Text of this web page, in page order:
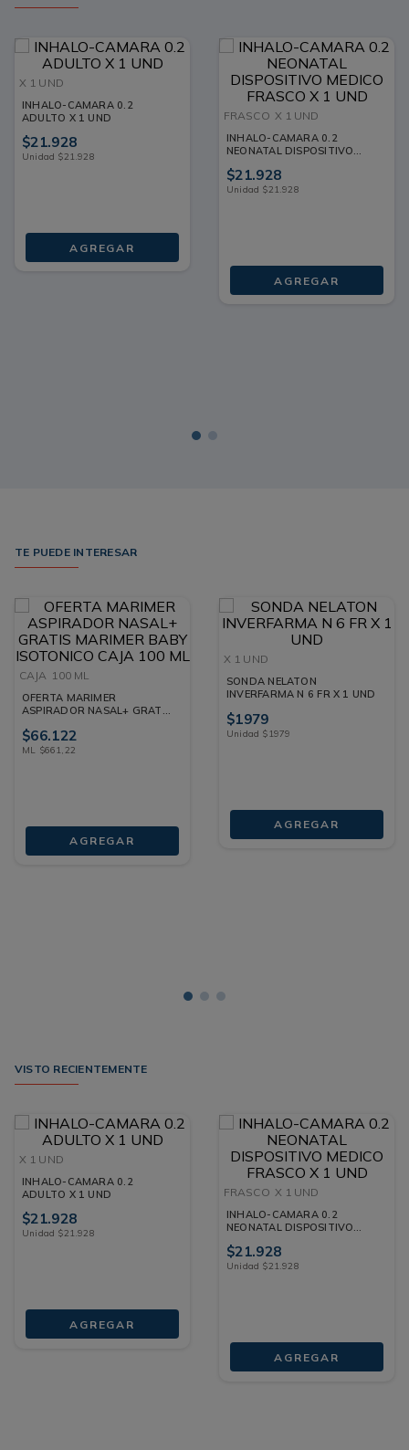
X 1 UND
INHALO-CAMARA 0.2
ADULTO X 1 UND
$21.928
Unidad $21.928
AGREGAR
FRASCO X 1 UND
INHALO-CAMARA 0.2
NEONATAL DISPOSITIVO
$21.928
Unidad $21.928
AGREGAR
TE PUEDE INTERESAR
CAJA 100 ML
OFERTA MARIMER
ASPIRADOR NASAL+ GRATIS
CAJA 100 ML
$66.122
ML $661,22
AGREGAR
X 1 UND
SONDA NELATON
INVERFARMA N 6 FR X 1 UND
$1979
Unidad $1979
AGREGAR
VISTO RECIENTEMENTE
X 1 UND
INHALO-CAMARA 0.2
ADULTO X 1 UND
$21.928
Unidad $21.928
AGREGAR
FRASCO X 1 UND
INHALO-CAMARA 0.2
NEONATAL DISPOSITIVO
$21.928
Unidad $21.928
AGREGAR